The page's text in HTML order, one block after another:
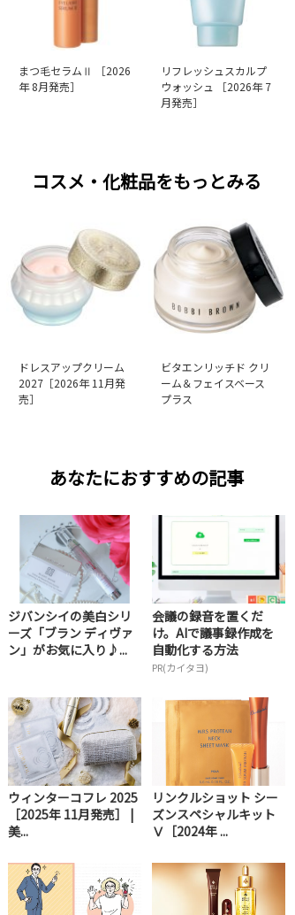
まつ毛セラムⅡ ［2026
年 8月発売］
リフレッシュスカルプ
ウォッシュ ［2026年 7
月発売］
コスメ・化粧品をもっとみる
ドレスアップクリーム
2027［2026年 11月発
売］
ビタエンリッチド クリ
ーム＆フェイスベース
プラス
あなたにおすすめの記事
ジバンシイの美白シリ
ーズ「ブラン ディヴァ
ン」がお気に入り♪...
会議の録音を置くだ
け。AIで議事録作成を
自動化する方法
PR(カイタヨ)
ウィンターコフレ 2025
［2025年 11月発売］ |
美...
リンクルショット シー
ズンスペシャルキット
Ⅴ［2024年 ...